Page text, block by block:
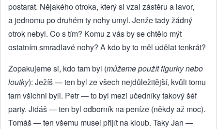
postarat. Nějakého otroka, který si vzal zástěru a lavor,
a jednomu po druhém ty nohy umyl. Jenže tady žádný
otrok nebyl. Co s tím? Komu z vás by se chtělo mýt
ostatním smradlavé nohy? A kdo by to měl udělat tenkrát?
Zopakujeme si, kdo tam byl (můžeme použít figurky nebo
loutky): Ježíš — ten byl ze všech nejdůležitější, kvůli tomu
tam všichni byli. Petr — to byl mezi učedníky takový šéf
party. Jidáš — ten byl odborník na peníze (někdy až moc).
Tomáš — ten všemu musel přijít na kloub. Taky Jan —